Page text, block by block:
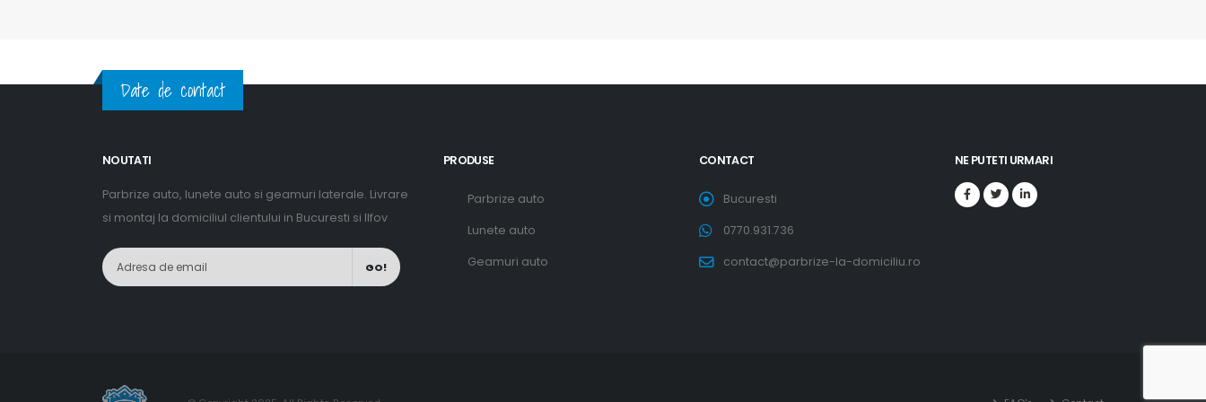
Date de contact
NOUTATI
Parbrize auto, lunete auto si geamuri laterale. Livrare
si montaj la domiciliul clientului in Bucuresti si Ilfov
GO!
PRODUSE
Parbrize auto
Lunete auto
Geamuri auto
CONTACT
Bucuresti
0770.931.736
contact@parbrize-la-domiciliu.ro
NE PUTETI URMARI